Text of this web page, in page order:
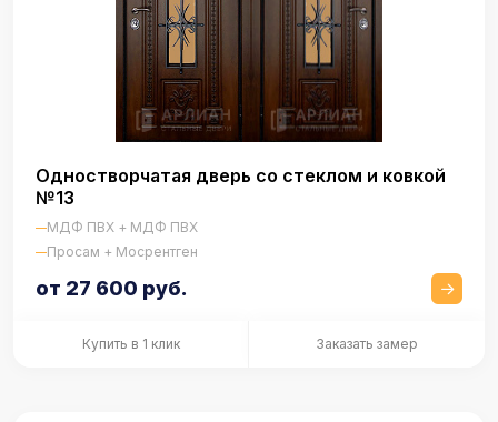
Одностворчатая дверь со стеклом и ковкой
№13
МДФ ПВХ + МДФ ПВХ
Просам + Мосрентген
от 27 600 руб.
Купить в 1 клик Заказать замер